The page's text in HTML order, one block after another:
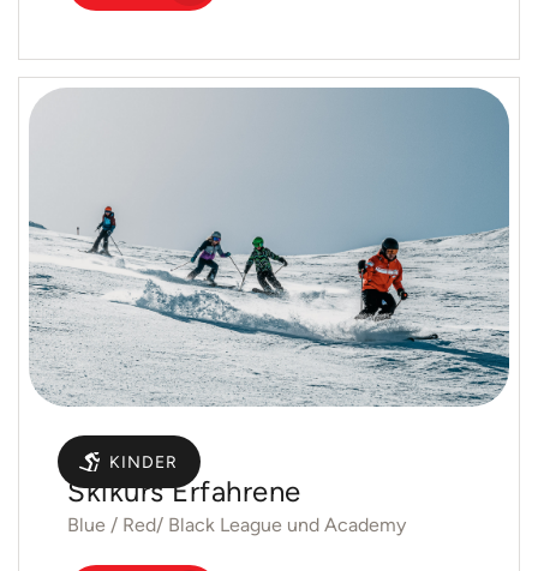
KINDER
Gruppen
Skikurs Erfahrene
Blue / Red/ Black League und Academy